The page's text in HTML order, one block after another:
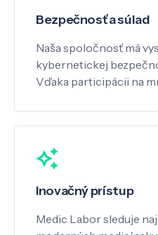
Bezpečnosť a súlad
Naša spoločnosť má
kybernetickej
Vďaka participácii na
Inovačný prístup
Medic Labor sleduje